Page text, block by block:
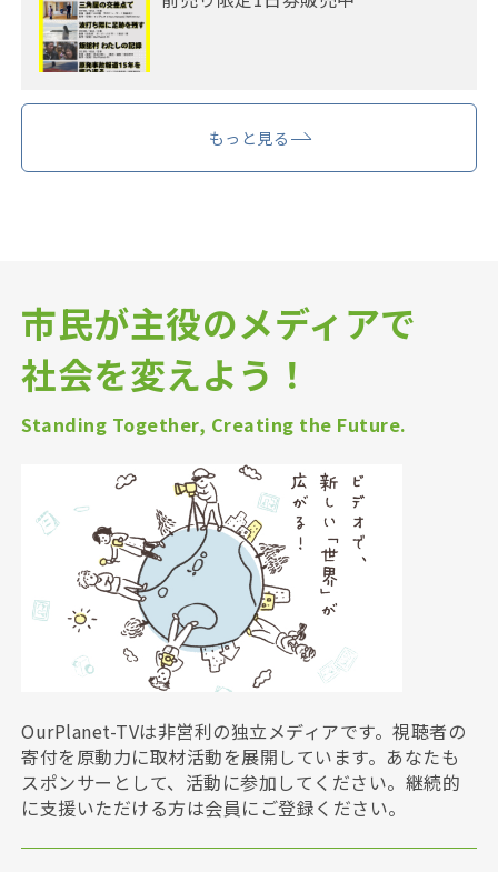
もっと見る
市民が主役のメディアで
社会を変えよう！
Standing Together, Creating the Future.
OurPlanet-TVは非営利の独立メディアです。視聴者の
寄付を原動力に取材活動を展開しています。あなたも
スポンサーとして、活動に参加してください。継続的
に支援いただける方は会員にご登録ください。